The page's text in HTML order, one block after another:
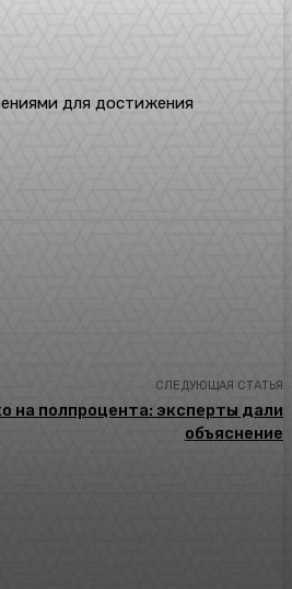
для достижения
СЛЕДУЮЩАЯ СТАТЬЯ
на полпроцента: эксперты дали
объяснение